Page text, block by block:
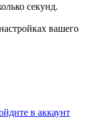
секунд.
вашего
в аккаунт